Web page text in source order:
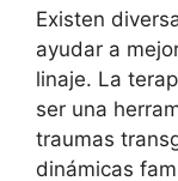
Existen
ayudar a
linaje. La
ser una
traumas
dinámicas